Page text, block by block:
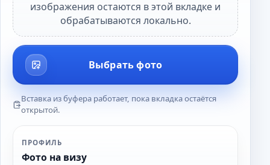
изображения остаются в этой вкладке и
обрабатываются локально.
Выбрать фото
Вставка из буфера работает, пока вкладка остаётся
открытой.
ПРОФИЛЬ
Фото на визу